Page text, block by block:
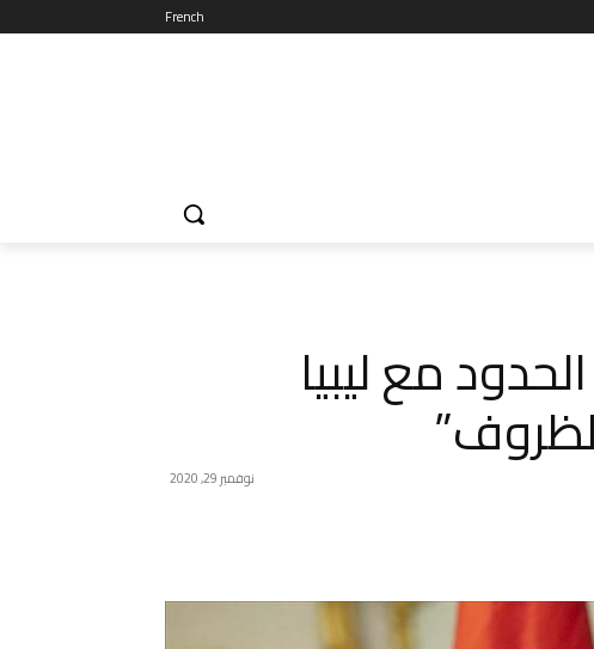
French
مع ليبيا
نوفمبر 29, 2020